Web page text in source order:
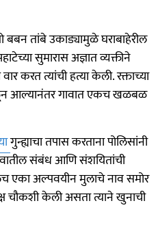
बबन तांबे उकाड्यामुळे घराबाहेरील
सुमारास अज्ञात व्यक्तीने
करत त्यांची हत्या केली. रक्ताच्या
आल्यानंतर गावात एकच खळबळ
गुन्ह्याचा तपास करताना पोलिसांनी
संबंध आणि संशयितांची
एका अल्पवयीन मुलाचे नाव समोर
चौकशी केली असता त्याने खुनाची